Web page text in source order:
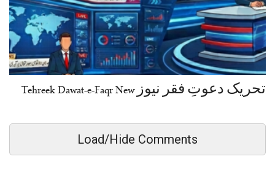
تحریک دعوتِ فقر نیوز Tehreek Dawat-e-Faqr New
Load/Hide Comments